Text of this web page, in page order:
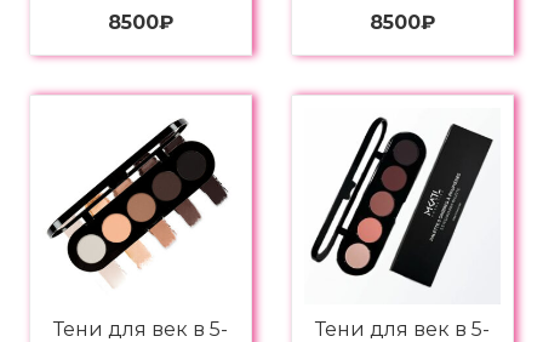
8500₽
8500₽
Тени для век в 5-
Тени для век в 5-